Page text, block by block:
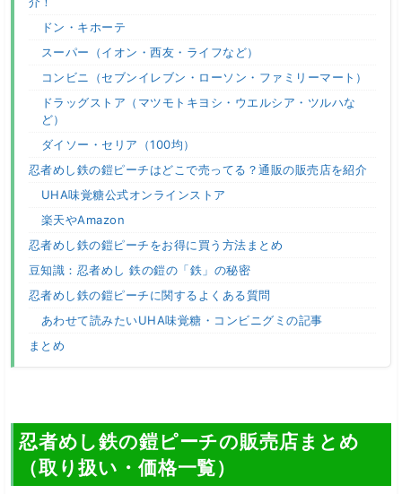
ドン・キホーテ
スーパー（イオン・西友・ライフなど）
コンビニ（セブンイレブン・ローソン・ファミリーマート）
ドラッグストア（マツモトキヨシ・ウエルシア・ツルハな
ど）
ダイソー・セリア（100均）
忍者めし鉄の鎧ピーチはどこで売ってる？通販の販売店を紹介
UHA味覚糖公式オンラインストア
楽天やAmazon
忍者めし鉄の鎧ピーチをお得に買う方法まとめ
豆知識：忍者めし 鉄の鎧の「鉄」の秘密
忍者めし鉄の鎧ピーチに関するよくある質問
あわせて読みたいUHA味覚糖・コンビニグミの記事
まとめ
忍者めし鉄の鎧ピーチの販売店まとめ
（取り扱い・価格一覧）